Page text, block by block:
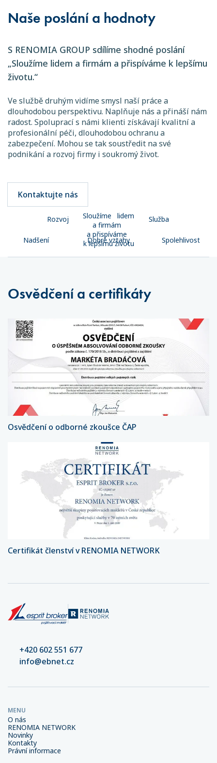
Dobré vztahy
Nadšení Spolehlivost
Rozvoj Služba
Sloužíme lidem
a firmám
a přispíváme
k lepšímu životu
Naše poslání a hodnoty
S RENOMIA GROUP sdílíme shodné poslání
„Sloužíme lidem a firmám a přispíváme k lepšímu
životu.“
Ve službě druhým vidíme smysl naší práce a
dlouhodobou perspektivu. Naplňuje nás a přináší nám
radost. Spoluprací s námi klienti získávají kvalitní a
profesionální péči, dlouhodobou ochranu a
zabezpečení. Mohou se tak soustředit na své
podnikání a rozvoj firmy i soukromý život.
Kontaktujte nás
Osvědčení a certifikáty
Osvědčení o odborné zkoušce ČAP
Certifikát členství v RENOMIA NETWORK
+420 602 551 677
info@ebnet.cz
MENU
O nás
RENOMIA NETWORK
Novinky
Kontakty
Právní informace